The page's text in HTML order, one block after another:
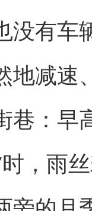
没有
地减速
：早
雨丝